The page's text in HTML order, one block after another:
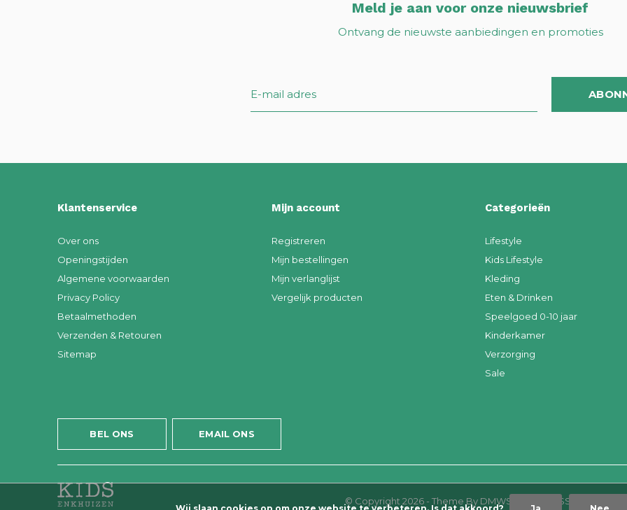
Meld je aan voor onze nieuwsbrief
Ontvang de nieuwste aanbiedingen en promoties
Klantenservice
Over ons
Openingstijden
Algemene voorwaarden
Privacy Policy
Betaalmethoden
Verzenden & Retouren
Sitemap
Mijn account
Registreren
Mijn bestellingen
Mijn verlanglijst
Vergelijk producten
Categorieën
Lifestyle
Kids Lifestyle
Kleding
Eten & Drinken
Speelgoed 0-10 jaar
Kinderkamer
Verzorging
Sale
BEL ONS EMAIL ONS
© Copyright 2026- Theme By DMWS RSS-feed